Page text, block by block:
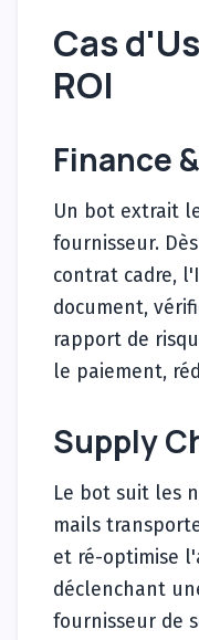
Cas
ROI
Finance
Un bot extrait
fournisseur.
contrat cadre,
document,
rapport de
le paiement,
Supply
Le bot suit les
mails
et ré-optimise
déclenchant
fournisseur de